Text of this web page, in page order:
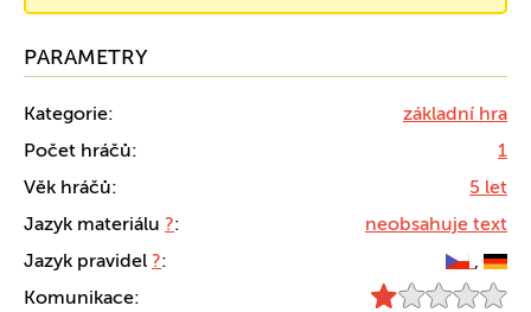
PARAMETRY
Kategorie:
základní hra
Počet hráčů:
1
Věk hráčů:
5 let
Jazyk materiálu ?:
neobsahuje text
Jazyk pravidel ?:
,
Komunikace: